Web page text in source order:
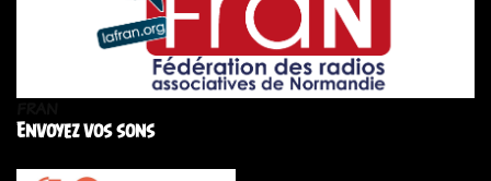
Envoyez vos sons